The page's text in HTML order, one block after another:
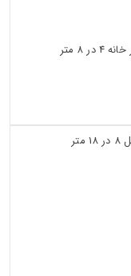
دانلود نقشه هتل - رستوران - اقامتگاه پروژه کشور خانه 4 در 8 متر